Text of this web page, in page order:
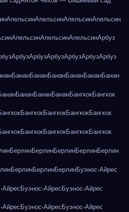
АпельсинАпельсинАпельсинАпельсин
АпельсинАпельсинАпельсинАрбуз
АрбузАрбузАрбузАрбузАрбузАрбуз
БананБананБананБананБананБанан
БананБананБананБангкокБангкок
БангкокБангкокБангкокБангкок
БангкокБангкокБангкокБангкок
БерлинБерлинБерлинБерлинБерлин
БерлинБерлинБерлинБуэнос-Айрес
АйресБуэнос-АйресБуэнос-Айрес
Айрес Буэнос-Айрес Буэнос-Айрес